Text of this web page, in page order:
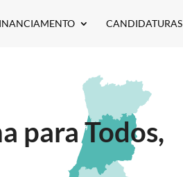
CANDIDATURAS
para Todos,